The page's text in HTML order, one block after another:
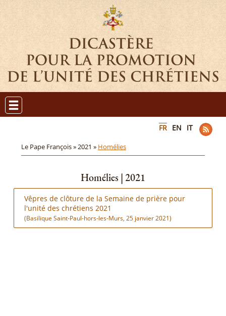
FR EN IT
Le Pape François »2021 » Homélies
Homélies | 2021
Vêpres de clôture de la Semaine de prière pour
l'unité des chrétiens 2021
(Basilique Saint-Paul-hors-les-Murs, 25 janvier 2021)